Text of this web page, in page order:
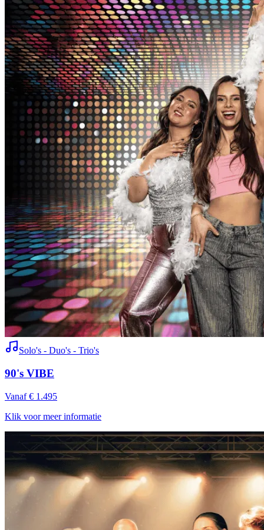
Solo's - Duo's - Trio's
90's VIBE
Vanaf € 1.495
Klik voor meer informatie